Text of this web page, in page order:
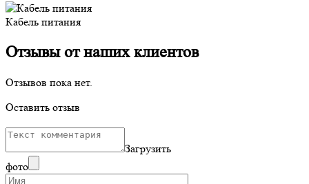
Кабель питания
Отзывы от наших клиентов
Отзывов пока нет.
Оставить отзыв
Загрузить
фото